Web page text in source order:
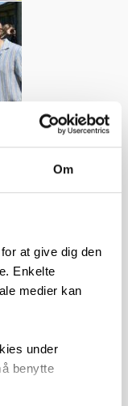
Om
at give dig den
Enkelte
medier kan
under
benytte